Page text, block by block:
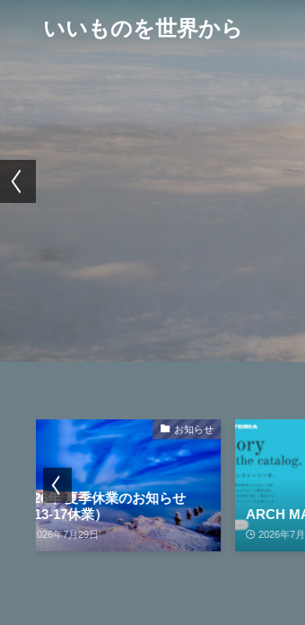
いいものを世界から
事例集
ARCH MATERIAでの掲載記事
2026年7月21日